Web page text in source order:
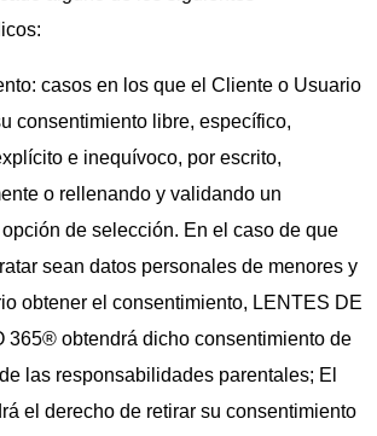
casos en los que el Cliente o Usuario
consentimiento libre, específico,
e inequívoco, por escrito,
o rellenando y validando un
de selección. En el caso de que
sean datos personales de menores y
obtener el consentimiento, LENTES DE
365® obtendrá dicho consentimiento de
las responsabilidades parentales; El
el derecho de retirar su consentimiento